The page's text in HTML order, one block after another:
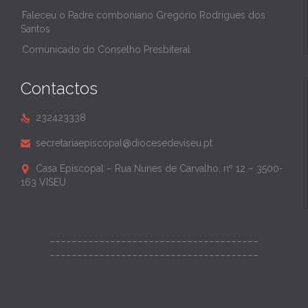
Faleceu o Padre comboniano Gregório Rodrigues dos
Santos
Comunicado do Conselho Presbiteral
Contactos
 232423338
 secretariaepiscopal@diocesedeviseu.pt

Casa Episcopal – Rua Nunes de Carvalho, nº 12 – 3500-
163 VISEU